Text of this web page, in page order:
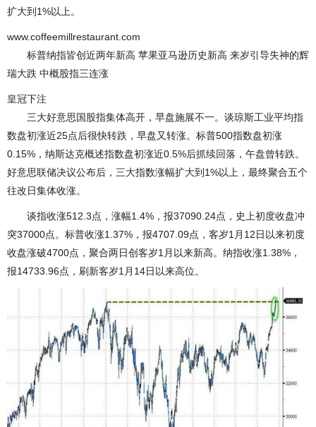
扩大到1%以上。
www.coffeemillrestaurant.com
标普纳指皆创近两年新高 苹果亚马逊历史新高 来岁引导失神的辉
瑞大跌 中概股指三连涨
皇冠下注
三大好意思国股指集体高开，早盘施展不一。谈琼斯工业平均指
数盘初涨近25点后很快转跌，早盘又转涨。标普500指数盘初涨
0.15%，纳斯达克概述指数盘初涨近0.5%后抓续回落，午盘曾转跌。
好意思联储决议公布后，三大指数涨幅扩大到1%以上，最终聚合五个
往改日集体收涨。
谈指收涨512.3点，涨幅1.4%，报37090.24点，史上初度收盘冲
突37000点。标普收涨1.37%，报4707.09点，客岁1月12日以来初度
收盘涨破4700点，聚合两日创客岁1月以来新高。纳指收涨1.38%，
报14733.96点，刷新客岁1月14日以来高位。